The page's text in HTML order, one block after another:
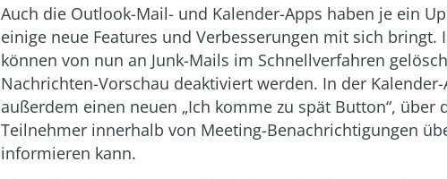
Auch die Outlook-Mail- und Kalender-Apps haben je ein
einige neue Features und Verbesserungen mit sich bringt.
können von nun an Junk-Mails im Schnellverfahren
Nachrichten-Vorschau deaktiviert werden. In der
außerdem einen neuen „Ich komme zu spät Button“, über
Teilnehmer innerhalb von Meeting-Benachrichtigungen
informieren kann.